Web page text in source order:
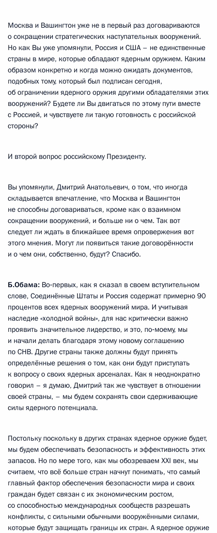
Москва и Вашингтон уже не в первый раз договариваются
о сокращении стратегических наступательных вооружений.
Но как Вы уже упомянули, Россия и США – не единственные
страны в мире, которые обладают ядерным оружием. Каким
образом конкретно и когда можно ожидать документов,
подобных тому, который был подписан сегодня,
об ограничении ядерного оружия другими обладателями этих
вооружений? Будете ли Вы двигаться по этому пути вместе
с Россией, и чувствуете ли такую готовность с российской
стороны?
И второй вопрос российскому Президенту.
Вы упомянули, Дмитрий Анатольевич, о том, что иногда
складывается впечатление, что Москва и Вашингтон
не способны договариваться, кроме как о взаимном
сокращении вооружений, и больше ни о чем. Так вот
следует ли ждать в ближайшее время опровержения вот
этого мнения. Могут ли появиться такие договорённости
и о чем они, собственно, будут? Спасибо.
Б.Обама: Во‑первых, как я сказал в своем вступительном
слове, Соединённые Штаты и Россия содержат примерно 90
процентов всех ядерных вооружений мира. И учитывая
наследие «холодной войны», для нас критически важно
проявить значительное лидерство, и это, по‑моему, мы
и начали делать благодаря этому новому соглашению
по СНВ. Другие страны также должны будут принять
определённые решения о том, как они будут приступать
к вопросу о своих ядерных арсеналах. Как я неоднократно
говорил – я думаю, Дмитрий так же чувствует в отношении
своей страны, – мы будем сохранять свои сдерживающие
силы ядерного потенциала.
Постольку поскольку в других странах ядерное оружие будет,
мы будем обеспечивать безопасность и эффективность этих
запасов. Но по мере того, как мы обозреваем XXI век, мы
считаем, что всё больше стран начнут понимать, что самый
главный фактор обеспечения безопасности мира и своих
граждан будет связан с их экономическим ростом,
со способностью международных сообществ разрешать
конфликты, с сильными обычными вооружёнными силами,
которые будут защищать границы их стран. А ядерное оружие